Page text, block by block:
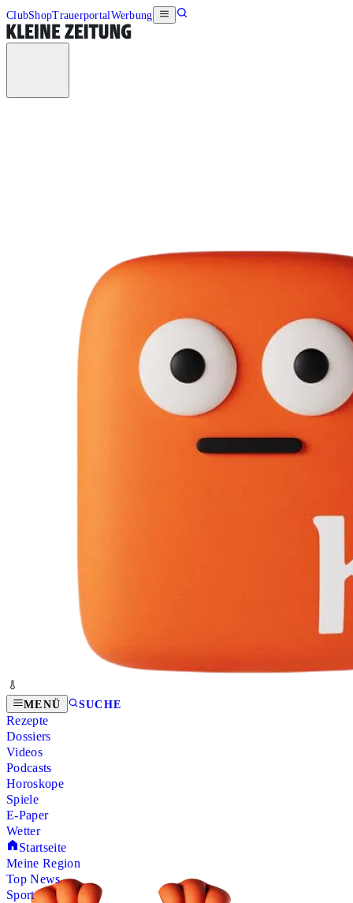
ClubShopTrauerportalWerbung
MENÜ SUCHE
Rezepte
Dossiers
Videos
Podcasts
Horoskope
Spiele
E-Paper
Wetter
Startseite
Meine Region
Top News
Sport